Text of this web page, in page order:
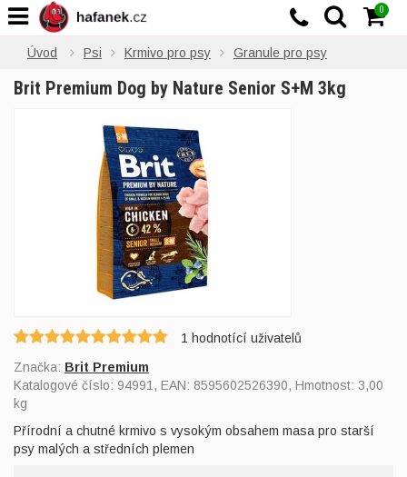
Úvod Psi Krmivo pro psy Granule pro psy
Brit Premium Dog by Nature Senior S+M 3kg
1 hodnotící uživatelů
Značka: Brit Premium
Katalogové číslo: 94991 , EAN: 8595602526390, Hmotnost: 3,00
kg
Přírodní a chutné krmivo s vysokým obsahem masa pro starší
psy malých a středních plemen
0